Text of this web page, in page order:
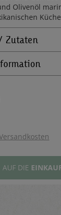
Olivenöl
Zutaten
AUF DIE